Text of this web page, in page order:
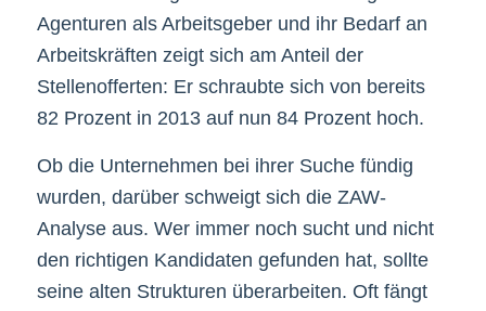
Agenturen als Arbeitsgeber und ihr Bedarf an
Arbeitskräften zeigt sich am Anteil der
Stellenofferten: Er schraubte sich von bereits
82 Prozent in 2013 auf nun 84 Prozent hoch.
Ob die Unternehmen bei ihrer Suche fündig
wurden, darüber schweigt sich die ZAW-
Analyse aus. Wer immer noch sucht und nicht
den richtigen Kandidaten gefunden hat, sollte
seine alten Strukturen überarbeiten. Oft fängt